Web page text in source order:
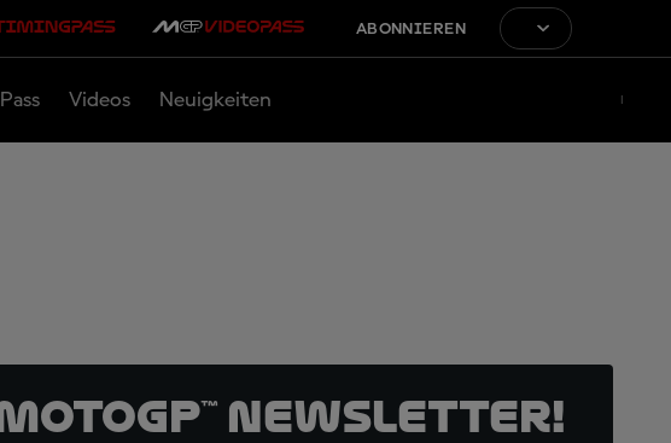
ABONNIEREN
Videos Neuigkeiten
Newsletter!